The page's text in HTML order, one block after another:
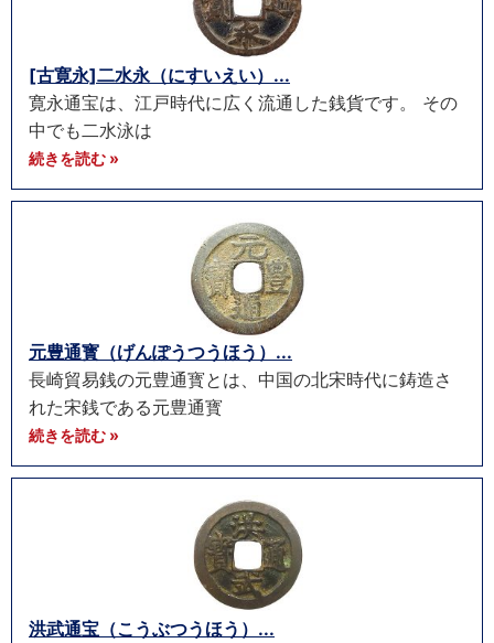
[古寛永]二水永（にすいえい）...
寛永通宝は、江戸時代に広く流通した銭貨です。 その
中でも二水泳は
続きを読む »
元豊通寳（げんぽうつうほう）...
長崎貿易銭の元豊通寳とは、中国の北宋時代に鋳造さ
れた宋銭である元豊通寳
続きを読む »
洪武通宝（こうぶつうほう）...